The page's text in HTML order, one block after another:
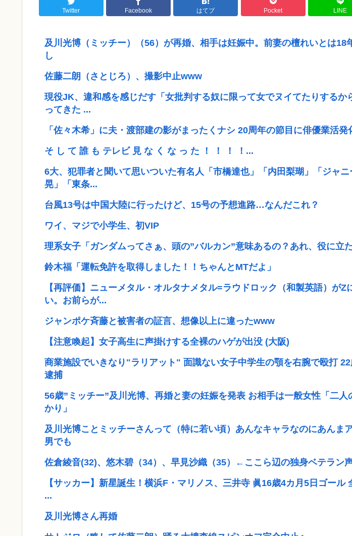
Twitter Facebook はてブ Pocket LINE
及川光博（ミッチー）（56）が再婚、相手は妊娠中。前妻の檀れいとは18
し
佐藤二朗（さとじろ）、撮影中止www
現役JK、違和感を感じだす「女批判する奴に限って女でヌイてたりするか
ってきた ...
「佐々木希」に夫・渡部建の影がまったくナシ 20周年の節目に俳優業活発
そ し て 誰 も テレビ 見 な く な っ た ！ ！ ！ ！...
6大、犯罪者と聞いて思いついた有名人「市橋達也」「内田梨瑚」「ジャ
晃」「東条...
台風13号は中国大陸に行ったけど、15号の予想進路…なんだこれ？
ワイ、マジで小学生、初VIP
理系女子「ガンダムってさぁ、頭の”バルカン”意味あるの？あれ、役に立
鈴木福「運転免許を取得しました！！ちゃんとMTだよ」
【再評価】ニューメタル・オルタナメタル=ラウドロック（和製英語）がZ
い。お前らが...
ジャンポケ斉藤と被害者の証言、想像以上に違ったwww
【注意喚起】女子高生に声掛けする全裸のハゲが出没 (大阪)
商業施設でいきなり"ラリアット" 面識ない女子中学生の顎を右腕で殴打
逮捕
56歳”ミッチー”及川光博、再婚と妻の妊娠を発表 お相手は一般女性「二人
かり」
及川光博ことミッチーさんって（特に若い頃）あんなキャラなのにあんま
男でも
佐倉綾音(32)、悠木碧（34）、早見沙織（35）←ここら辺の独身ベテラン
【サッカー】新星誕生！横浜F・マリノス、三井寺 眞16歳4カ月5日ゴール
...
及川光博さん再婚